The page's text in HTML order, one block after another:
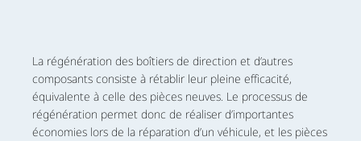
La régénération des boîtiers de direction et d’autres
composants consiste à rétablir leur pleine efficacité,
équivalente à celle des pièces neuves. Le processus de
régénération permet donc de réaliser d’importantes
économies lors de la réparation d’un véhicule, et les pièces